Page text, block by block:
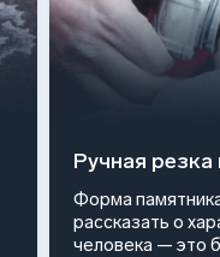
Ручная
Форма
рассказать о
человека — это